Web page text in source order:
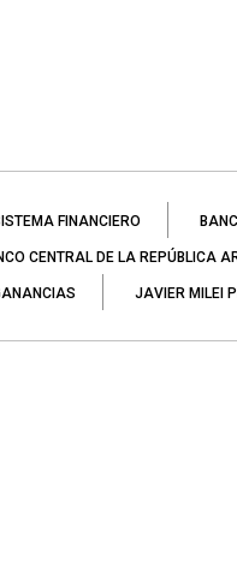
FINANCIERO
CENTRAL DE LA REPÚBLICA
JAVIER MILEI